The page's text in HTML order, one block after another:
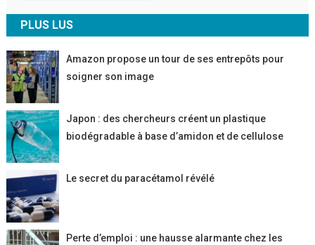
PLUS LUS
Amazon propose un tour de ses entrepôts pour
soigner son image
Japon : des chercheurs créent un plastique
biodégradable à base d’amidon et de cellulose
Le secret du paracétamol révélé
Perte d’emploi : une hausse alarmante chez les